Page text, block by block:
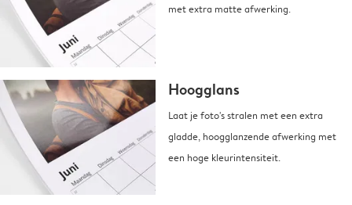
met extra matte afwerking.
Hoogglans
Laat je foto's stralen met een extra
gladde, hoogglanzende afwerking met
een hoge kleurintensiteit.